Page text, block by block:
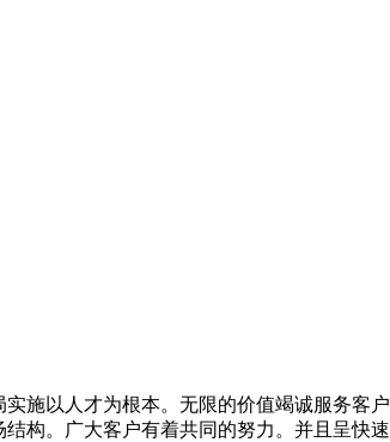
以人才为根本。无限的价值竭诚服务客
构。广大客户有着共同的努力。并且呈快